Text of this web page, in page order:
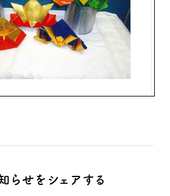
らせをシェアする